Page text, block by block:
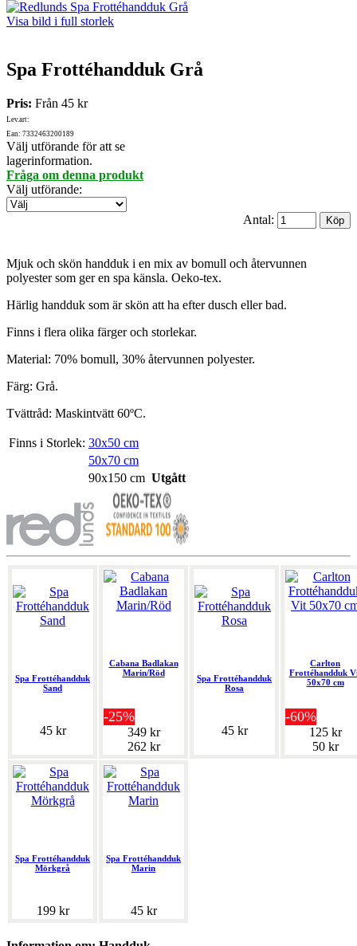
Visa bild i full storlek
Spa Frottéhandduk Grå
Pris: Från 45 kr
Lev.art:
Ean: 7332463200189
Välj utförande för att se
lagerinformation.
Fråga om denna produkt
Välj utförande:
Antal:
Mjuk och skön handduk i en mix av bomull och återvunnen
polyester som ger en spa känsla. Oeko-tex.
Härlig handduk som är skön att ha efter dusch eller bad.
Finns i flera olika färger och storlekar.
Material: 70% bomull, 30% återvunnen polyester.
Färg: Grå.
Tvättråd: Maskintvätt 60ºC.
Finns i Storlek: 30x50 cm
50x70 cm
90x150 cm Utgått
Spa Frottéhandduk
Sand
45 kr
Cabana Badlakan
Marin/Röd
-25%
349 kr
262 kr
Spa Frottéhandduk
Rosa
45 kr
Carlton
Frottéhandduk
50x70 cm
-60%
125 kr
50 kr
Spa Frottéhandduk
Mörkgrå
199 kr
Spa Frottéhandduk
Marin
45 kr